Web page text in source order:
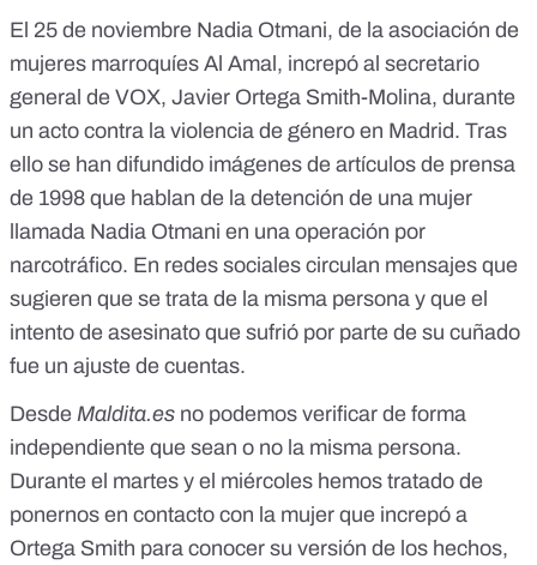
881057793</a></p> <p><a
href="https://twitter.com/iBarbarellah/status/119910629804
8061441">https://twitter.com/iBarbarellah/status/119910629
8048061441</a></p> <p><a
href="https://twitter.com/puigmelont/status/1199120199192
068096">https://twitter.com/puigmelont/status/11991201991
href="https://twitter.com/EugeniodOrs_/status/11992634353
61587202">https://twitter.com/EugeniodOrs_/status/119926
3435361587202</a></p> <p><a
href="https://twitter.com/ManhattanManOne/status/119923
5481722073089">https://twitter.com/ManhattanManOne/st
atus/1199235481722073089</a></p> <p><a
href="https://www.forocoches.com/foro/showthread.php?
t=7563987">https://www.forocoches.com/foro/showthread.
Forocoches:</p> <p><em>Parece ser que Nadia Otmani
fue presuntamente detenida por tr&aacute;fico de
drojas+HD+PRV</em></p> <p><em>En burbuja.info
tambi&eacute;n est&aacute;n escarbando en el tema.
</em></p> <p><em>Coincidencias:(si encontr&aacute;is
alguna m&aacute;s me cit&aacute;is).</em></p> <p>
El 25 de noviembre Nadia Otmani, de la asociación de
mujeres marroquíes Al Amal, increpó al secretario
general de VOX, Javier Ortega Smith-Molina, durante
un acto contra la violencia de género en Madrid. Tras
ello se han difundido imágenes de artículos de prensa
de 1998 que hablan de la detención de una mujer
llamada Nadia Otmani en una operación por
narcotráfico. En redes sociales circulan mensajes que
sugieren que se trata de la misma persona y que el
intento de asesinato que sufrió por parte de su cuñado
fue un ajuste de cuentas.
Desde Maldita.es no podemos verificar de forma
independiente que sean o no la misma persona.
Durante el martes y el miércoles hemos tratado de
ponernos en contacto con la mujer que increpó a
Ortega Smith para conocer su versión de los hechos,